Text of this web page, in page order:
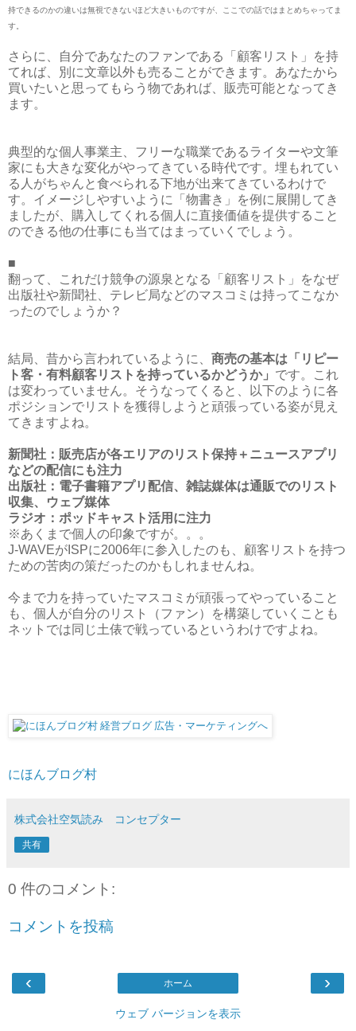
持できるのかの違いは無視できないほど大きいものですが、ここでの話ではまとめちゃってま
す。
さらに、自分であなたのファンである「顧客リスト」を持
てれば、別に文章以外も売ることができます。あなたから
買いたいと思ってもらう物であれば、販売可能となってき
ます。
典型的な個人事業主、フリーな職業であるライターや文筆
家にも大きな変化がやってきている時代です。埋もれてい
る人がちゃんと食べられる下地が出来てきているわけで
す。イメージしやすいように「物書き」を例に展開してき
ましたが、購入してくれる個人に直接価値を提供すること
のできる他の仕事にも当てはまっていくでしょう。
■
翻って、これだけ競争の源泉となる「顧客リスト」をなぜ
出版社や新聞社、テレビ局などのマスコミは持ってこなか
ったのでしょうか？
結局、昔から言われているように、 商売の基本は「リピー
ト客・有料顧客リストを持っているかどうか」 です。これ
は変わっていません。そうなってくると、以下のように各
ポジションでリストを獲得しようと頑張っている姿が見え
てきますよね。
新聞社：販売店が各エリアのリスト保持＋ニュースアプリ
などの配信にも注力
出版社：電子書籍アプリ配信、雑誌媒体は通販でのリスト
収集、ウェブ媒体
ラジオ：ポッドキャスト活用に注力
※あくまで個人の印象ですが。。。
J-WAVEがISPに2006年に参入したのも、顧客リストを持つ
ための苦肉の策だったのかもしれませんね。
今まで力を持っていたマスコミが頑張ってやっていること
も、個人が自分のリスト（ファン）を構築していくことも
ネットでは同じ土俵で戦っているというわけですよね。
にほんブログ村
株式会社空気読み コンセプター
共有
0 件のコメント:
コメントを投稿
‹ ›
ホーム
ウェブ バージョンを表示